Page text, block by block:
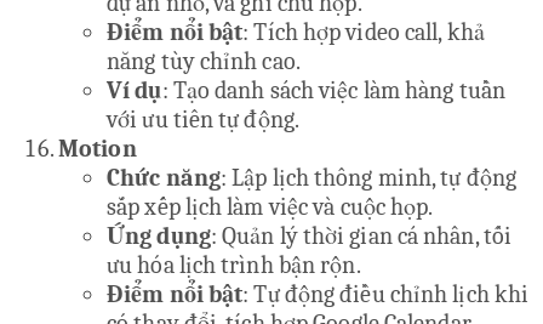
Điểm nổi bật: Tích hợp video call, khả
năng tùy chỉnh cao.
Ví dụ: Tạo danh sách việc làm hàng tuần
với ưu tiên tự động.
Motion
Chức năng: Lập lịch thông minh, tự động
sắp xếp lịch làm việc và cuộc họp.
Ứng dụng: Quản lý thời gian cá nhân, tối
ưu hóa lịch trình bận rộn.
Điểm nổi bật: Tự động điều chỉnh lịch khi